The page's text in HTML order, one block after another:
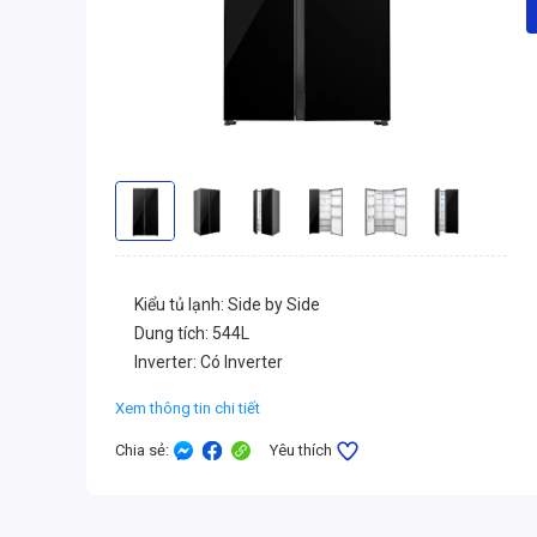
Kiểu tủ lạnh: Side by Side
Dung tích: 544L
Inverter: Có Inverter
Xem thông tin chi tiết
Chia sẻ: Yêu thích